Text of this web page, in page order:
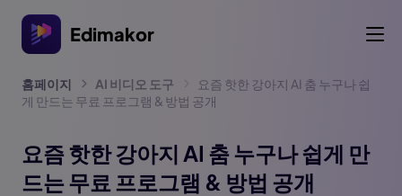
Edimakor
홈페이지 AI 비디오 도구
요즘 핫한 강아지 AI 춤 누구나 쉽
게 만드는 무료 프로그램 & 방법 공개
요즘 핫한 강아지 AI 춤 누구나 쉽게 만
드는 무료 프로그램 & 방법 공개